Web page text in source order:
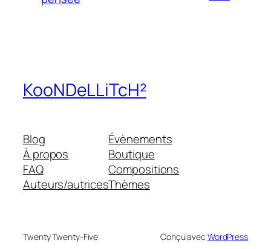
KooNDeLLiTcH²
Blog
À propos
FAQ
Auteurs/autrices
Évènements
Boutique
Compositions
Thèmes
Twenty Twenty-Five Conçu avec WordPress